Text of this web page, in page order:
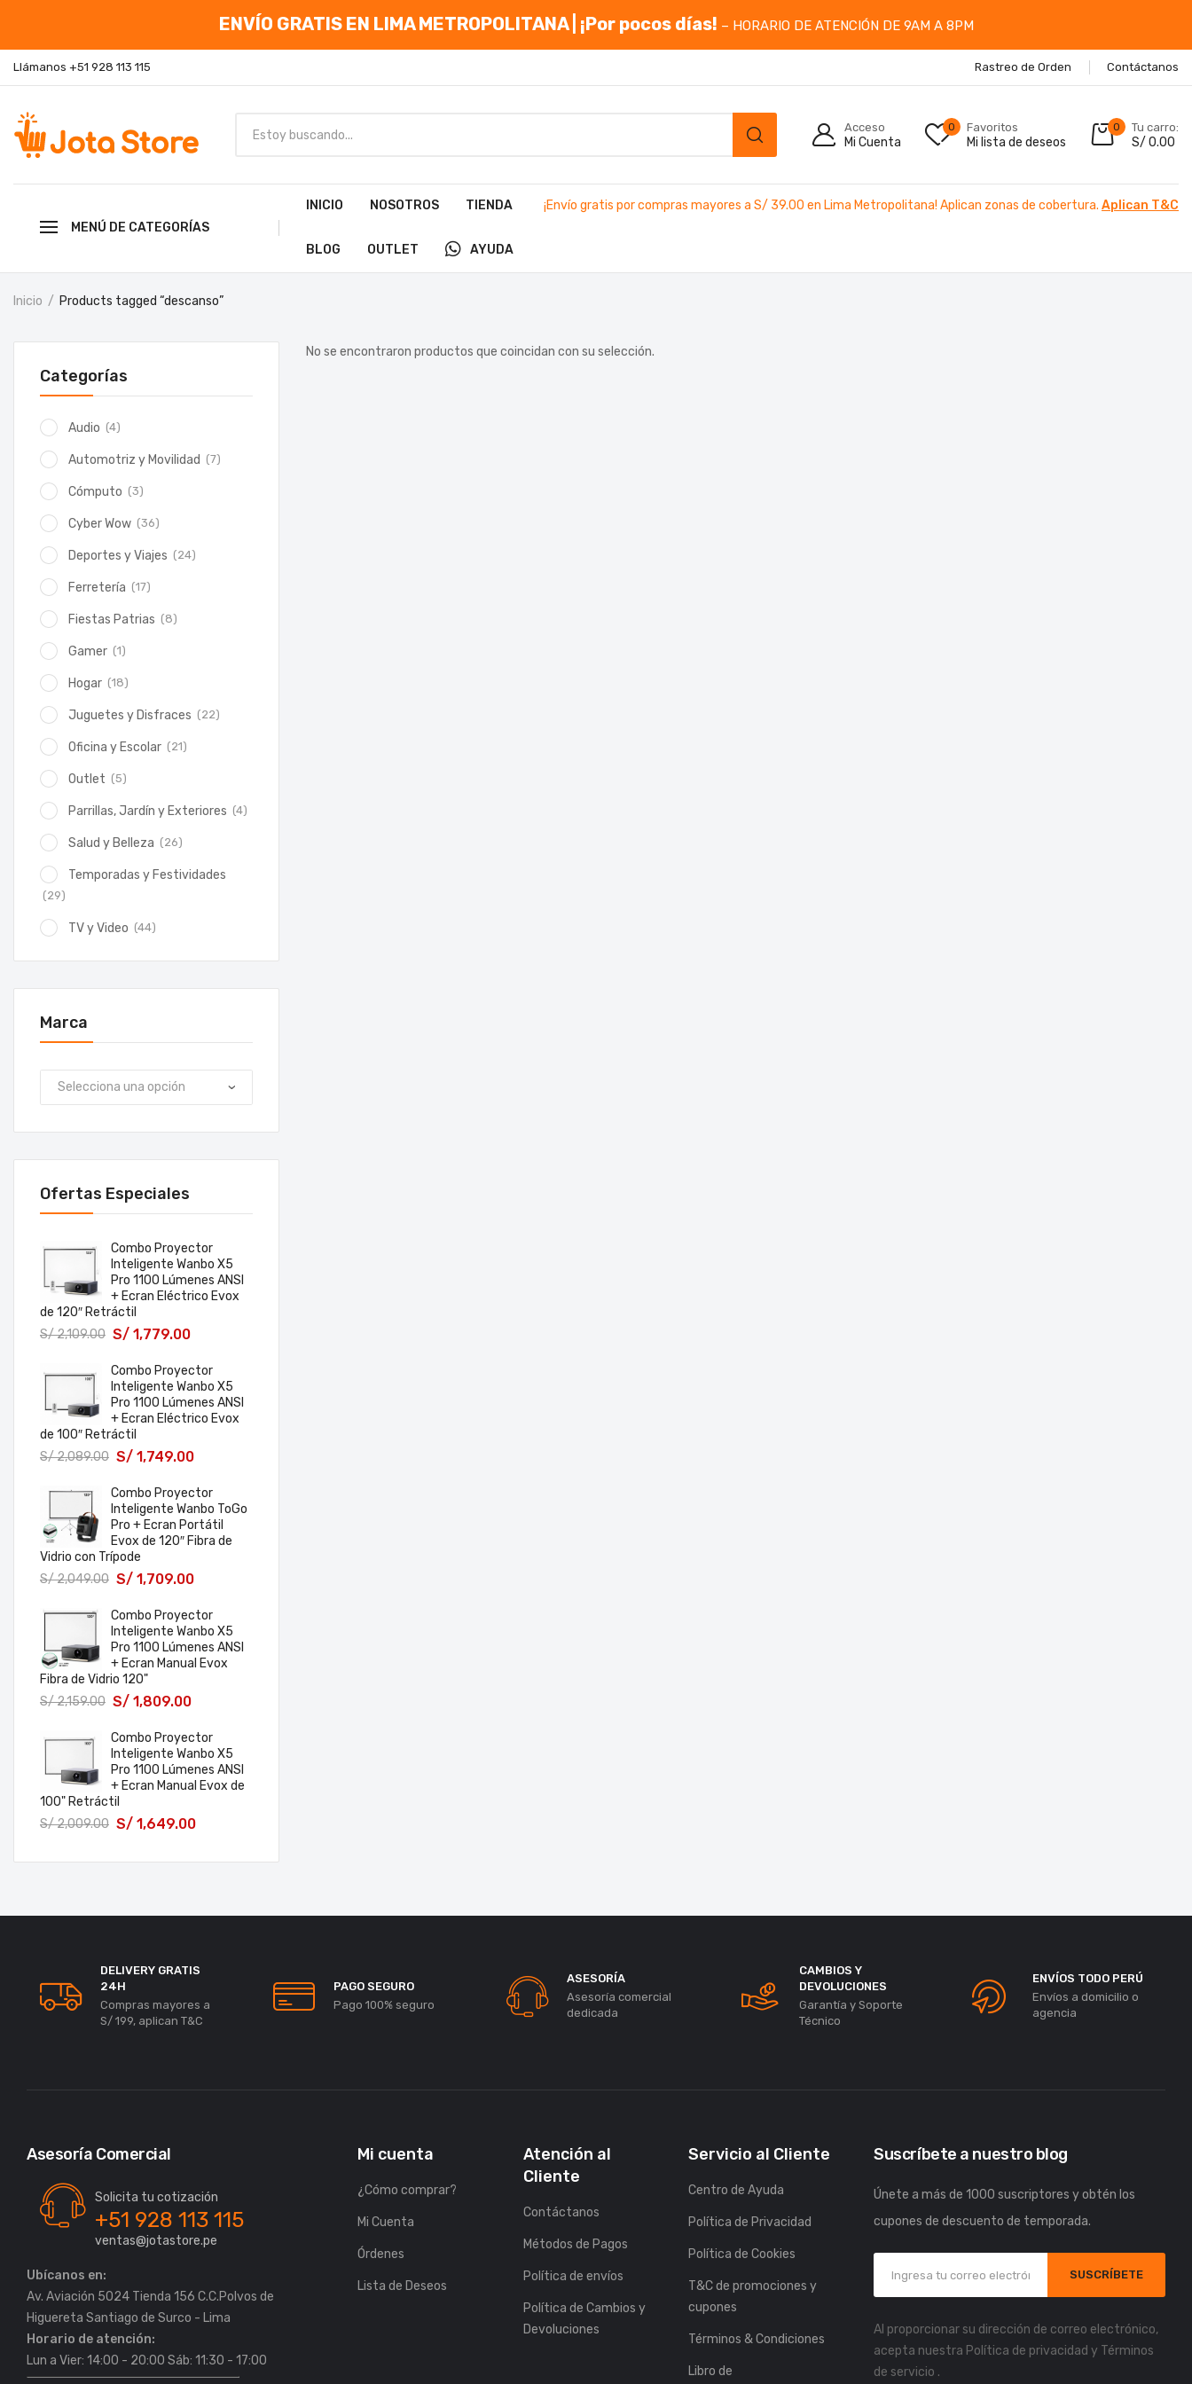
ENVÍO GRATIS EN LIMA METROPOLITANA | ¡Por pocos días! – HORARIO DE ATENCIÓN DE 9AM A 8PM
Llámanos +51 928 113 115 Rastreo de Orden Contáctanos
Acceso
Mi Cuenta
0 Favoritos
Mi lista de deseos
0 Tu carro:
S/ 0.00
MENÚ DE CATEGORÍAS
INICIO NOSOTROS TIENDA
BLOG OUTLET AYUDA
¡Envío gratis por compras mayores a S/ 39.00 en Lima Metropolitana! Aplican zonas de cobertura. Aplican T&C
Inicio Products tagged “descanso”
No se encontraron productos que coincidan con su selección.
Categorías
Audio (4)
Automotriz y Movilidad (7)
Cómputo (3)
Cyber Wow (36)
Deportes y Viajes (24)
Ferretería (17)
Fiestas Patrias (8)
Gamer (1)
Hogar (18)
Juguetes y Disfraces (22)
Oficina y Escolar (21)
Outlet (5)
Parrillas, Jardín y Exteriores (4)
Salud y Belleza (26)
Temporadas y Festividades
(29)
TV y Video (44)
Marca
Ofertas Especiales
Combo Proyector
Inteligente Wanbo X5
Pro 1100 Lúmenes ANSI
+ Ecran Eléctrico Evox
de 120″ Retráctil
S/2,109.00 S/ 1,779.00
Combo Proyector
Inteligente Wanbo X5
Pro 1100 Lúmenes ANSI
+ Ecran Eléctrico Evox
de 100″ Retráctil
S/2,089.00 S/ 1,749.00
Combo Proyector
Inteligente Wanbo ToGo
Pro + Ecran Portátil
Evox de 120″ Fibra de
Vidrio con Trípode
S/2,049.00 S/ 1,709.00
Combo Proyector
Inteligente Wanbo X5
Pro 1100 Lúmenes ANSI
+ Ecran Manual Evox
Fibra de Vidrio 120"
S/2,159.00 S/ 1,809.00
Combo Proyector
Inteligente Wanbo X5
Pro 1100 Lúmenes ANSI
+ Ecran Manual Evox de
100" Retráctil
S/2,009.00 S/ 1,649.00
DELIVERY GRATIS
24H
Compras mayores a
S/ 199, aplican T&C
PAGO SEGURO
Pago 100% seguro
ASESORÍA
Asesoría comercial
dedicada
CAMBIOS Y
DEVOLUCIONES
Garantía y Soporte
Técnico
ENVÍOS TODO PERÚ
Envíos a domicilio o
agencia
Asesoría Comercial
Solicita tu cotización
+51 928 113 115
ventas@jotastore.pe
Ubícanos en:
Av. Aviación 5024 Tienda 156 C.C.Polvos de
Horario de atención:
Lun a Vier: 14:00 - 20:00 Sáb: 11:30 - 17:00
Mi cuenta
¿Cómo comprar?
Mi Cuenta
Órdenes
Lista de Deseos
Atención al
Cliente
Contáctanos
Métodos de Pagos
Política de envíos
Política de Cambios y
Devoluciones
Servicio al Cliente
Centro de Ayuda
Política de Privacidad
Política de Cookies
T&C de promociones y
cupones
Términos & Condiciones
Libro de
Suscríbete a nuestro blog
Únete a más de 1000 suscriptores y obtén los
cupones de descuento de temporada.
SUSCRÍBETE
Al proporcionar su dirección de correo electrónico,
acepta nuestra Política de privacidad y Términos
de servicio .